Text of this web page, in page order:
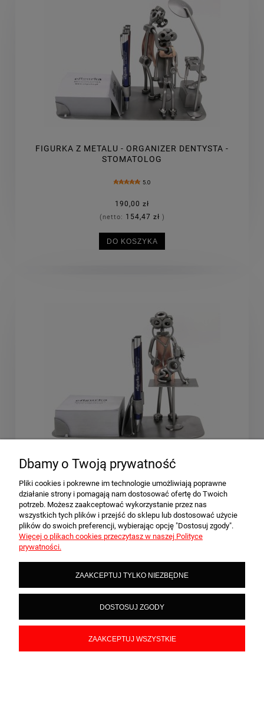
FIGURKA Z METALU - ORGANIZER DENTYSTA -
STOMATOLOG
5.0
190,00 zł
(netto: 154,47 zł )
DO KOSZYKA
FIGURKA Z METALU - ORGANIZER
185,00 zł
(netto:150,41 zł)
Dbamy o Twoją prywatność
Pliki cookies i pokrewne im technologie umożliwiają poprawne
działanie strony i pomagają nam dostosować ofertę do Twoich
potrzeb. Możesz zaakceptować wykorzystanie przez nas
wszystkich tych plików i przejść do sklepu lub dostosować użycie
plików do swoich preferencji, wybierając opcję "Dostosuj zgody".
Więcej o plikach cookies przeczytasz w naszej Polityce
prywatności.
ZAAKCEPTUJ TYLKO NIEZBĘDNE
DOSTOSUJ ZGODY
ZAAKCEPTUJ WSZYSTKIE